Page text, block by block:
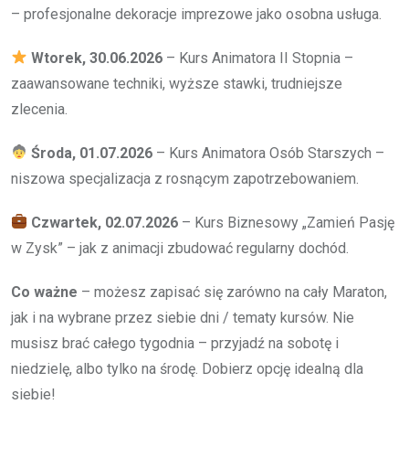
– profesjonalne dekoracje imprezowe jako osobna usługa.
Wtorek, 30.06.2026 – Kurs Animatora II Stopnia –
zaawansowane techniki, wyższe stawki, trudniejsze
zlecenia.
Środa, 01.07.2026 – Kurs Animatora Osób Starszych –
niszowa specjalizacja z rosnącym zapotrzebowaniem.
Czwartek, 02.07.2026 – Kurs Biznesowy „Zamień Pasję
w Zysk” – jak z animacji zbudować regularny dochód.
Co ważne – możesz zapisać się zarówno na cały Maraton,
jak i na wybrane przez siebie dni / tematy kursów. Nie
musisz brać całego tygodnia – przyjadź na sobotę i
niedzielę, albo tylko na środę. Dobierz opcję idealną dla
siebie!